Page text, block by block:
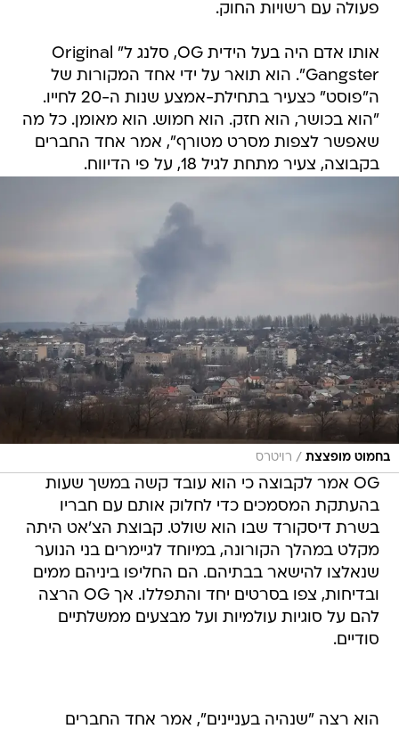
פעולה עם רשויות החוק.
אותו אדם היה בעל הידית OG, סלנג ל" Original
Gangster". הוא תואר על ידי אחד המקורות של
ה"פוסט" כצעיר בתחילת-אמצע שנות ה-20 לחייו.
"הוא בכושר, הוא חזק. הוא חמוש. הוא מאומן. כל מה
שאפשר לצפות מסרט מטורף", אמר אחד החברים
בקבוצה, צעיר מתחת לגיל 18, על פי הדיווח.
בחמוט מופצצת / רויטרס
OG אמר לקבוצה כי הוא עובד קשה במשך שעות
בהעתקת המסמכים כדי לחלוק אותם עם חבריו
בשרת דיסקורד שבו הוא שולט. קבוצת הצ'אט היתה
מקלט במהלך הקורונה, במיוחד לגיימרים בני הנוער
שנאלצו להישאר בבתיהם. הם החליפו ביניהם ממים
ובדיחות, צפו בסרטים יחד והתפללו. אך OG הרצה
להם על סוגיות עולמיות ועל מבצעים ממשלתיים
סודיים.
הוא רצה "שנהיה בעניינים", אמר אחד החברים